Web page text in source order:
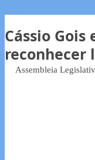
Cássio
reconhecer
Assembleia